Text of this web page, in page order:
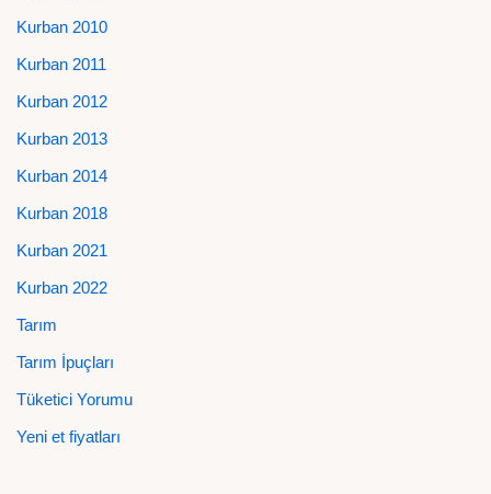
Kurban 2010
Kurban 2011
Kurban 2012
Kurban 2013
Kurban 2014
Kurban 2018
Kurban 2021
Kurban 2022
Tarım
Tarım İpuçları
Tüketici Yorumu
Yeni et fiyatları